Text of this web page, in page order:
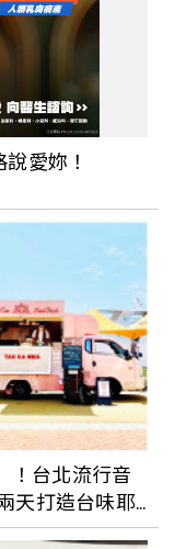
！海景第一排、
就不想走
！專訪西晒咖啡
，每個人都像是
愛妳！
！台北流行音
天打造台味耶